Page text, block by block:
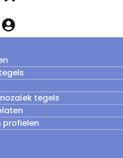
tegels
profielen